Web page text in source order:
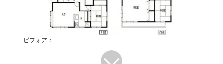
ビフォア：